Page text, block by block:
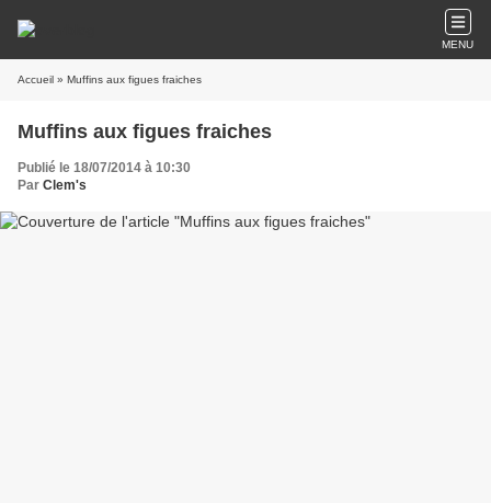
MENU
Accueil » Muffins aux figues fraiches
Muffins aux figues fraiches
Publié le 18/07/2014 à 10:30
Par Clem's